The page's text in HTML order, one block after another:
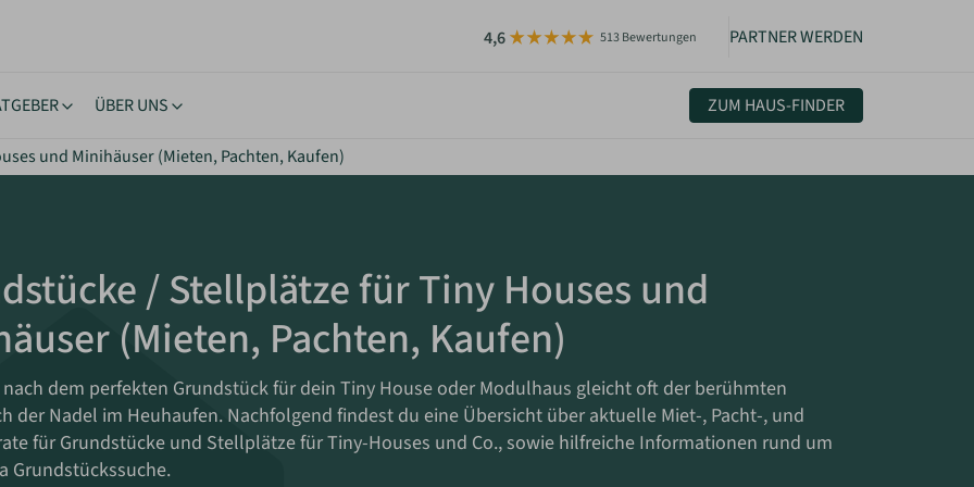
4,6 513 Bewertungen PARTNER WERDEN
& Autarkie
NEU
einholen
Workshops
Vorgaben
Wohnen
ÜBER UNS ZUM HAUS-FINDER
und Minihäuser (Mieten, Pachten, Kaufen)
/ Stellplätze für Tiny Houses und
(Mieten, Pachten, Kaufen)
nach dem perfekten Grundstück für dein Tiny House oder Modulhaus gleicht oft der berühmten
der Nadel im Heuhaufen. Nachfolgend findest du eine Übersicht über aktuelle Miet-, Pacht-, und
für Grundstücke und Stellplätze für Tiny-Houses und Co., sowie hilfreiche Informationen rund um
Grundstückssuche.